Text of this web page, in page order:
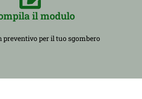
il modulo
preventivo per il tuo sgombero